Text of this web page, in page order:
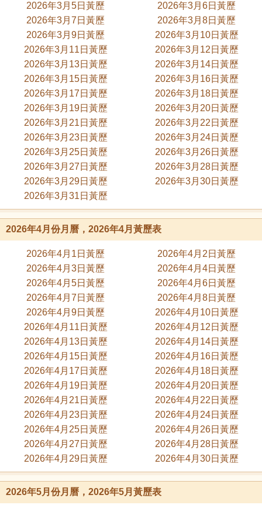
2026年3月5日黃歷
2026年3月6日黃歷
2026年3月7日黃歷
2026年3月8日黃歷
2026年3月9日黃歷
2026年3月10日黃歷
2026年3月11日黃歷
2026年3月12日黃歷
2026年3月13日黃歷
2026年3月14日黃歷
2026年3月15日黃歷
2026年3月16日黃歷
2026年3月17日黃歷
2026年3月18日黃歷
2026年3月19日黃歷
2026年3月20日黃歷
2026年3月21日黃歷
2026年3月22日黃歷
2026年3月23日黃歷
2026年3月24日黃歷
2026年3月25日黃歷
2026年3月26日黃歷
2026年3月27日黃歷
2026年3月28日黃歷
2026年3月29日黃歷
2026年3月30日黃歷
2026年3月31日黃歷
2026年4月份月曆，2026年4月黃歷表
2026年4月1日黃歷
2026年4月2日黃歷
2026年4月3日黃歷
2026年4月4日黃歷
2026年4月5日黃歷
2026年4月6日黃歷
2026年4月7日黃歷
2026年4月8日黃歷
2026年4月9日黃歷
2026年4月10日黃歷
2026年4月11日黃歷
2026年4月12日黃歷
2026年4月13日黃歷
2026年4月14日黃歷
2026年4月15日黃歷
2026年4月16日黃歷
2026年4月17日黃歷
2026年4月18日黃歷
2026年4月19日黃歷
2026年4月20日黃歷
2026年4月21日黃歷
2026年4月22日黃歷
2026年4月23日黃歷
2026年4月24日黃歷
2026年4月25日黃歷
2026年4月26日黃歷
2026年4月27日黃歷
2026年4月28日黃歷
2026年4月29日黃歷
2026年4月30日黃歷
2026年5月份月曆，2026年5月黃歷表